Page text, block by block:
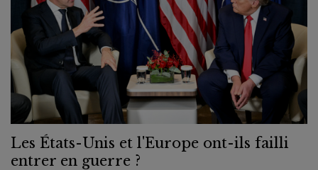
Les États-Unis et l'Europe ont-ils failli
entrer en guerre ?